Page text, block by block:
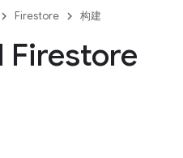
Firestore 构建
Firestore